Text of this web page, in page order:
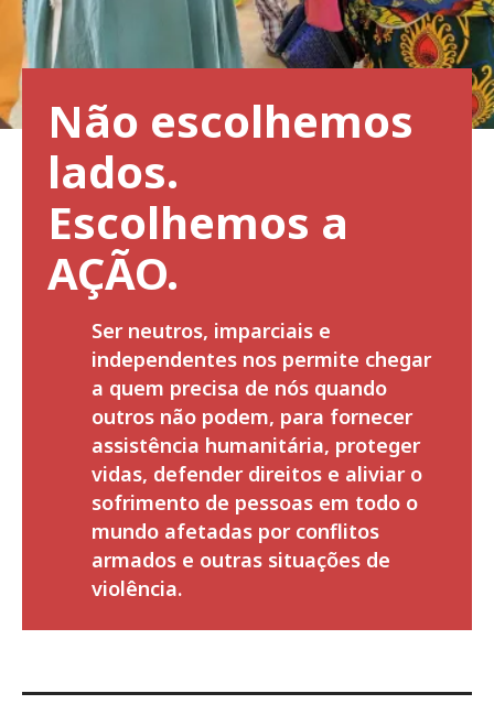
Não escolhemos
lados.
Escolhemos a
AÇÃO.
Ser neutros, imparciais e
independentes nos permite chegar
a quem precisa de nós quando
outros não podem, para fornecer
assistência humanitária, proteger
vidas, defender direitos e aliviar o
sofrimento de pessoas em todo o
mundo afetadas por conflitos
armados e outras situações de
violência.